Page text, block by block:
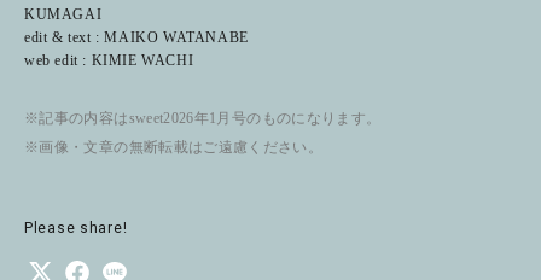
KUMAGAI
edit & text : MAIKO WATANABE
web edit : KIMIE WACHI
※記事の内容はsweet2026年1月号のものになります。
※画像・文章の無断転載はご遠慮ください。
Please share!